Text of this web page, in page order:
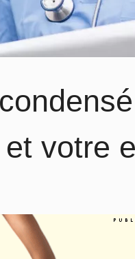
votre